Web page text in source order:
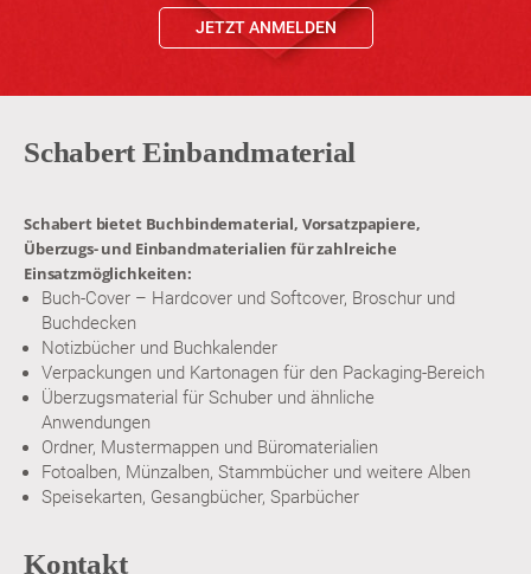
JETZT ANMELDEN
Schabert Einbandmaterial
Schabert bietet Buchbindematerial, Vorsatzpapiere,
Überzugs- und Einbandmaterialien für zahlreiche
Einsatzmöglichkeiten:
Buch-Cover – Hardcover und Softcover, Broschur und
Buchdecken
Notizbücher und Buchkalender
Verpackungen und Kartonagen für den Packaging-Bereich
Überzugsmaterial für Schuber und ähnliche
Anwendungen
Ordner, Mustermappen und Büromaterialien
Fotoalben, Münzalben, Stammbücher und weitere Alben
Speisekarten, Gesangbücher, Sparbücher
Kontakt